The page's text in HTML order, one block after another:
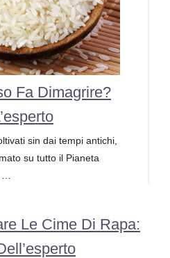
Fa Dimagrire?
sin dai tempi antichi,
su tutto il Pianeta
Le Cime Di Rapa: